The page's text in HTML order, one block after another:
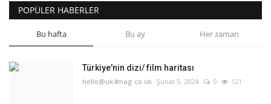
POPÜLER HABERLER
Bu hafta Bu ay Her zaman
Türkiye'nin dizi/ film haritası
hello@uk4mag.co.uk Şubat 5, 2024 0 121